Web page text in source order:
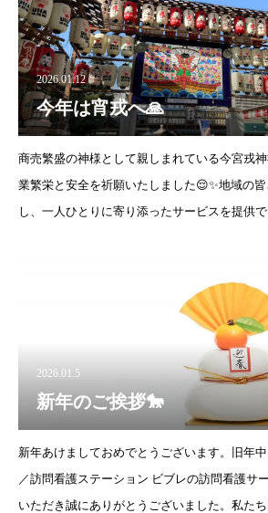
2026.01.12
今年は宵戎へ🙏
商売繁盛の神様として親しまれている今宮戎
業繁栄と安全を祈願いたしました😌✨地域の
し、一人ひとりに寄り添ったサービスを提供
2026.01.5
新年のご挨拶🐎
新年あけましておめでとうございます。旧年
／訪問看護ステーション ビブレの訪問看護サ
いただき誠にありがとうございました。私た